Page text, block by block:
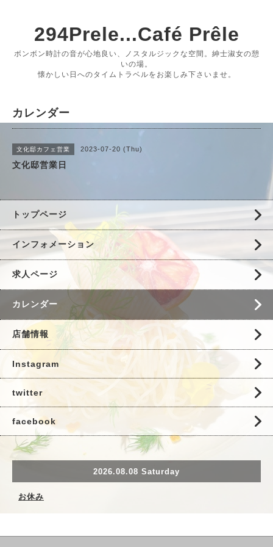
294Prele...Café Prêle
ボンボン時計の音が心地良い、ノスタルジックな空間。紳士淑女の憩
いの場。
懐かしい日へのタイムトラベルをお楽しみ下さいませ。
カレンダー
文化邸カフェ営業 2023-07-20 (Thu)
文化邸営業日
トップページ
インフォメーション
求人ページ
カレンダー
店舗情報
Instagram
twitter
facebook
2026.08.08 Saturday
お休み